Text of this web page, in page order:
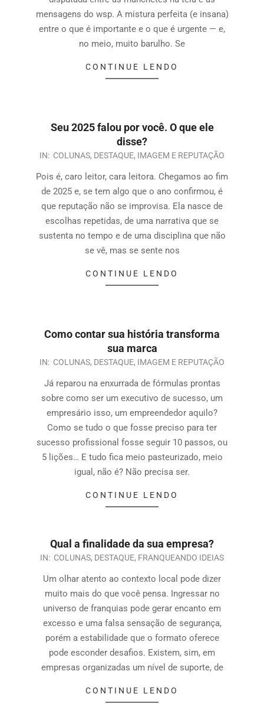
mensagens do wsp. A mistura perfeita (e insana)
entre o que é importante e o que é urgente — e,
no meio, muito barulho. Se
CONTINUE LENDO
Seu 2025 falou por você. O que ele
disse?
IN: COLUNAS, DESTAQUE, IMAGEM E REPUTAÇÃO
Pois é, caro leitor, cara leitora. Chegamos ao fim
de 2025 e, se tem algo que o ano confirmou, é
que reputação não se improvisa. Ela nasce de
escolhas repetidas, de uma narrativa que se
sustenta no tempo e de uma disciplina que não
se vê, mas se sente nos
CONTINUE LENDO
Como contar sua história transforma
sua marca
IN: COLUNAS, DESTAQUE, IMAGEM E REPUTAÇÃO
Já reparou na enxurrada de fórmulas prontas
sobre como ser um executivo de sucesso, um
empresário isso, um empreendedor aquilo?
Como se tudo o que fosse preciso para ter
sucesso profissional fosse seguir 10 passos, ou
5 lições… E tudo fica meio pasteurizado, meio
igual, não é? Não precisa ser.
CONTINUE LENDO
Qual a finalidade da sua empresa?
IN: COLUNAS, DESTAQUE, FRANQUEANDO IDEIAS
Um olhar atento ao contexto local pode dizer
muito mais do que você pensa. Ingressar no
universo de franquias pode gerar encanto em
excesso e uma falsa sensação de segurança,
porém a estabilidade que o formato oferece
pode esconder desafios. Existem, sim, em
empresas organizadas um nível de suporte, de
CONTINUE LENDO